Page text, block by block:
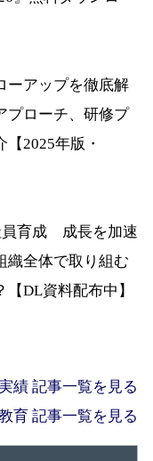
ーアップを徹底解
ローチ、研修プ
【2025年版・
員育成 成長を加速
織全体で取り組む
DL資料配布中】
績 記事一覧を見る
育 記事一覧を見る